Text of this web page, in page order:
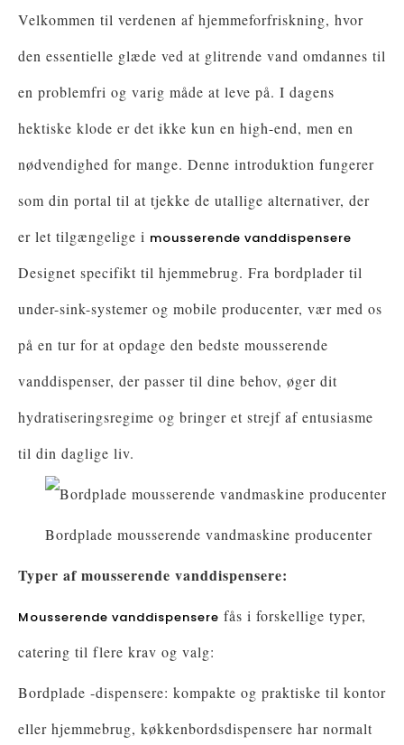
Velkommen til verdenen af ​​hjemmeforfriskning, hvor
den essentielle glæde ved at glitrende vand omdannes til
en problemfri og varig måde at leve på. I dagens
hektiske klode er det ikke kun en high-end, men en
nødvendighed for mange. Denne introduktion fungerer
som din portal til at tjekke de utallige alternativer, der
er let tilgængelige i mousserende vanddispensere
Designet specifikt til hjemmebrug. Fra bordplader til
under-sink-systemer og mobile producenter, vær med os
på en tur for at opdage den bedste mousserende
vanddispenser, der passer til dine behov, øger dit
hydratiseringsregime og bringer et strejf af entusiasme
til din daglige liv.
Bordplade mousserende vandmaskine producenter
Typer af mousserende vanddispensere:
Mousserende vanddispensere fås i forskellige typer,
catering til flere krav og valg:
Bordplade -dispensere: kompakte og praktiske til kontor
eller hjemmebrug, køkkenbordsdispensere har normalt